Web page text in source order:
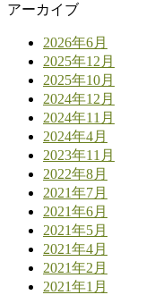
アーカイブ
2026年6月
2025年12月
2025年10月
2024年12月
2024年11月
2024年4月
2023年11月
2022年8月
2021年7月
2021年6月
2021年5月
2021年4月
2021年2月
2021年1月